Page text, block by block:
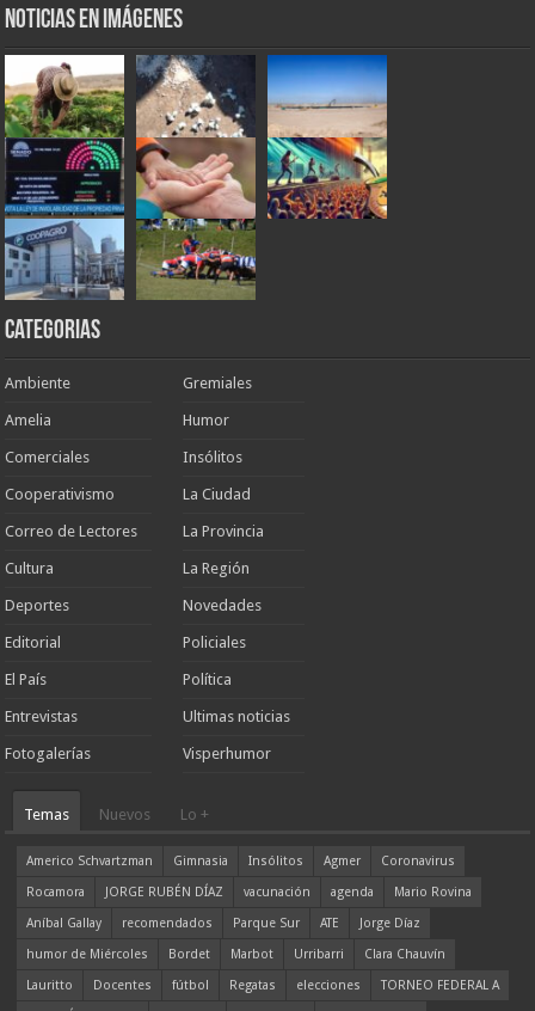
Noticias en Imágenes
Categorias
Ambiente
Amelia
Comerciales
Cooperativismo
Correo de Lectores
Cultura
Deportes
Editorial
El País
Entrevistas
Fotogalerías
Gremiales
Humor
Insólitos
La Ciudad
La Provincia
La Región
Novedades
Policiales
Política
Ultimas noticias
Visperhumor
Temas Nuevos Lo +
Americo Schvartzman Gimnasia Insólitos Agmer
Coronavirus
Rocamora
JORGE RUBÉN DÍAZ vacunación agenda
Mario Rovina
Aníbal Gallay
recomendados Parque Sur ATE
Jorge Díaz
humor de Miércoles
Bordet Marbot Urribarri
Clara Chauvín
Lauritto
Docentes fútbol Regatas elecciones
TORNEO FEDERAL A